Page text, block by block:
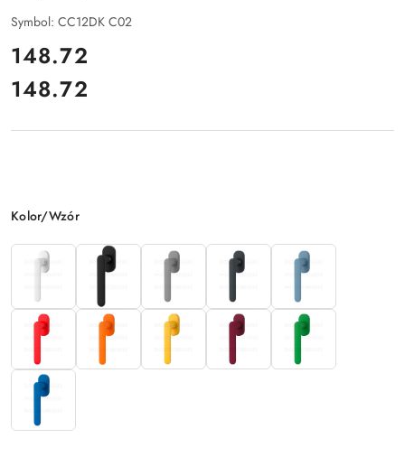
Symbol: CC12DK C02
cena:
148.72
Cena:
148.72
Wariant
Kolor/Wzór